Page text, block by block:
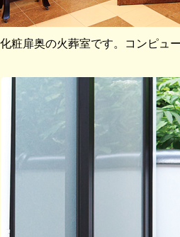
化粧扉奥の火葬室です。コンピュ